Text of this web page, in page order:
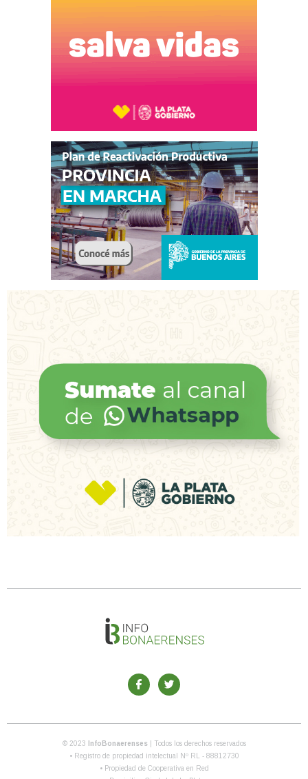
© 2023 InfoBonaerenses
| Todos los derechos reservados
• Registro de propiedad intelectual Nº RL - 88812730
• Propiedad de Cooperativa en Red